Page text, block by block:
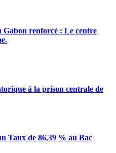
renforcé : Le centre
à la prison centrale de
Taux de 86,39 % au Bac